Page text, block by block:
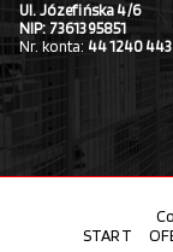
Ul. Józefińska 4/6
NIP: 7361395851
Nr. konta: 44 1240
START